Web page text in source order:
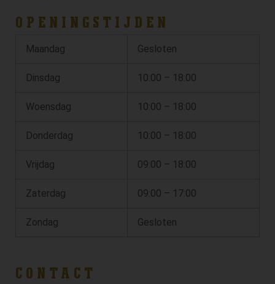
OPENINGSTIJDEN
Maandag Gesloten
Dinsdag 10:00 – 18:00
Woensdag 10:00 – 18:00
Donderdag 10:00 – 18:00
Vrijdag 09:00 – 18:00
Zaterdag 09:00 – 17:00
Zondag Gesloten
CONTACT